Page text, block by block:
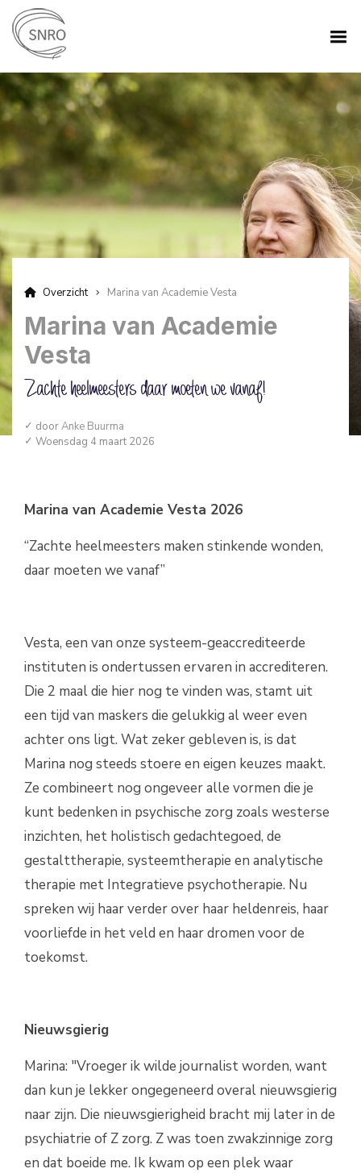
Overzicht Marina van Academie Vesta
Marina van Academie
Vesta
Zachte heelmeesters daar moeten we vanaf!
doorAnke Buurma
Woensdag 4 maart 2026
Marina van Academie Vesta 2026
“Zachte heelmeesters maken stinkende wonden,
daar moeten we vanaf”
Vesta, een van onze systeem-geaccrediteerde
instituten is ondertussen ervaren in accrediteren.
Die 2 maal die hier nog te vinden was, stamt uit
een tijd van maskers die gelukkig al weer even
achter ons ligt. Wat zeker gebleven is, is dat
Marina nog steeds stoere en eigen keuzes maakt.
Ze combineert nog ongeveer alle vormen die je
kunt bedenken in psychische zorg zoals westerse
inzichten, het holistisch gedachtegoed, de
gestalttherapie, systeemtherapie en analytische
therapie met Integratieve psychotherapie. Nu
spreken wij haar verder over haar heldenreis, haar
voorliefde in het veld en haar dromen voor de
toekomst.
Nieuwsgierig
Marina: "Vroeger ik wilde journalist worden, want
dan kun je lekker ongegeneerd overal nieuwsgierig
naar zijn. Die nieuwsgierigheid bracht mij later in de
psychiatrie of Z zorg. Z was toen zwakzinnige zorg
en dat boeide me. Ik kwam op een plek waar